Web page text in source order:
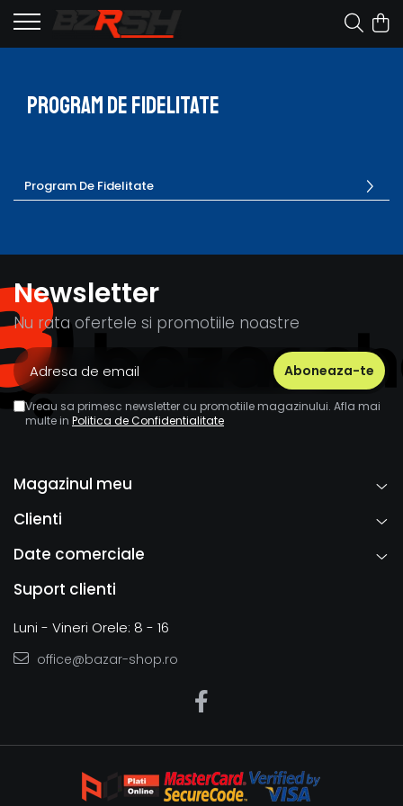
Program De Fidelitate
Program De Fidelitate
Newsletter
Nu rata ofertele si promotiile noastre
Vreau sa primesc newsletter cu promotiile magazinului. Afla mai
multe in Politica de Confidentialitate
Magazinul meu
Clienti
Date comerciale
Suport clienti
Luni - Vineri Orele: 8 - 16
office@bazar-shop.ro